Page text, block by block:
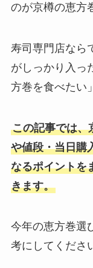
のが京樽の恵方
寿司専門店なら
がしっかり入っ
方巻を食べたい
この記事では、
や値段・当日購
なるポイントを
きます。
今年の恵方巻選
考にしてくださ